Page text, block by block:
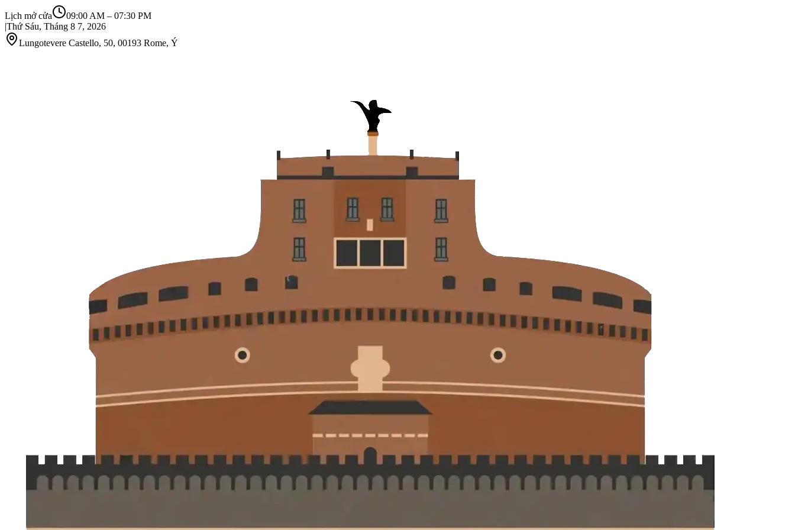
Lịch mở cửa 09:00 AM – 07:30 PM
|Thứ Sáu, Tháng 8 7, 2026
Lungotevere Castello, 50, 00193 Rome, Ý